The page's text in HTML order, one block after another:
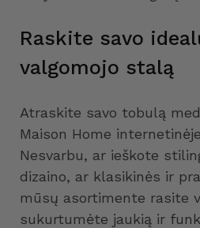
Raskite savo
valgomojo stalą
Atraskite savo tobulą
Maison Home
Nesvarbu, ar ieškote
dizaino, ar klasikinės ir
mūsų asortimente rasite
sukurtumėte jaukią ir